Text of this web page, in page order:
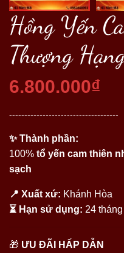
Hồng Yến
Thượng
6.800.000₫
------------------------------------
✨ Thành phần:
100% tổ yến cam thiên
sạch
📍 Xuất xứ: Khánh Hòa
⏳ Hạn sử dụng: 24
🎁 ƯU ĐÃI HẤP DẪN